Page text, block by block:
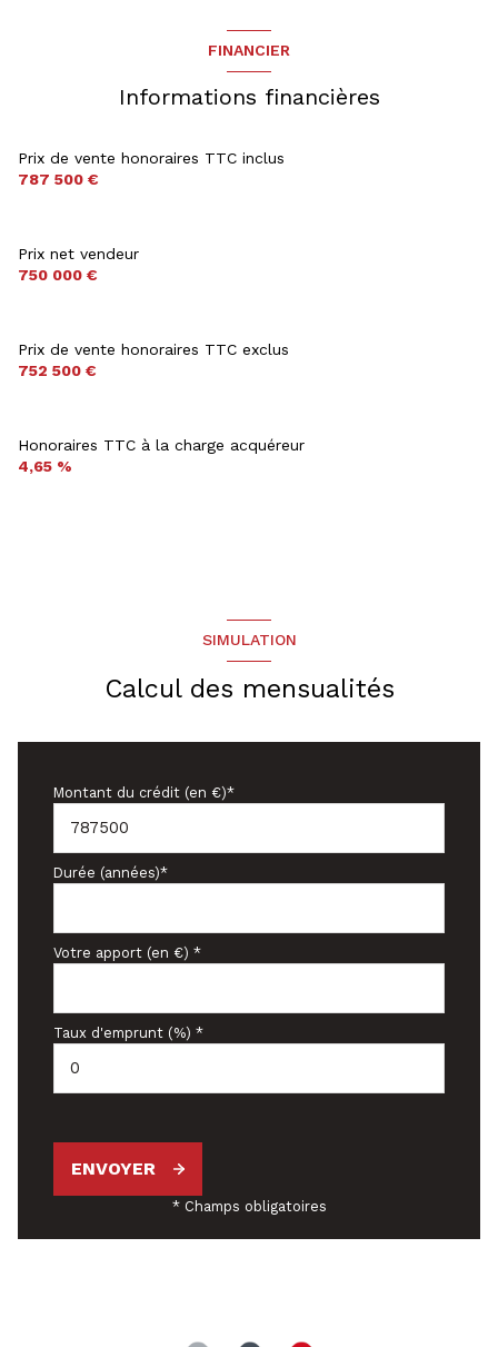
FINANCIER
Informations financières
Prix de vente honoraires TTC inclus
787 500 €
Prix net vendeur
750 000 €
Prix de vente honoraires TTC exclus
752 500 €
Honoraires TTC à la charge acquéreur
4,65 %
SIMULATION
Calcul des mensualités
Montant du crédit (en €)*
Durée (années)*
Votre apport (en €) *
Taux d'emprunt (%) *
ENVOYER
* Champs obligatoires